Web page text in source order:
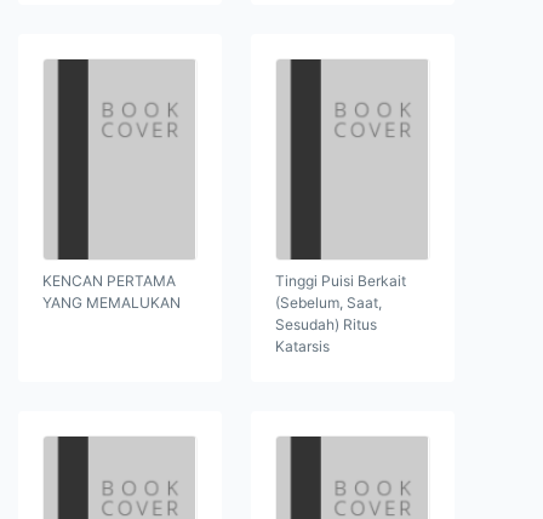
KENCAN PERTAMA
YANG MEMALUKAN
Tinggi Puisi Berkait
(Sebelum, Saat,
Sesudah) Ritus
Katarsis